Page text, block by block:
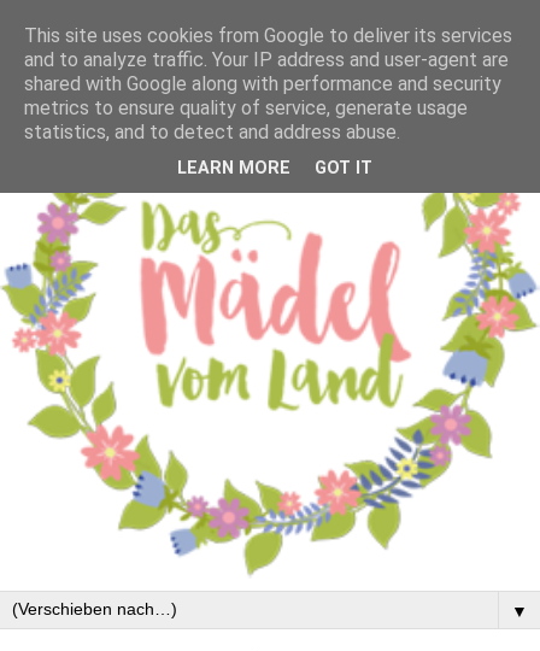
▼
This site uses cookies from Google to deliver its services
and to analyze traffic. Your IP address and user-agent are
shared with Google along with performance and security
metrics to ensure quality of service, generate usage
statistics, and to detect and address abuse.
LEARN MORE GOT IT